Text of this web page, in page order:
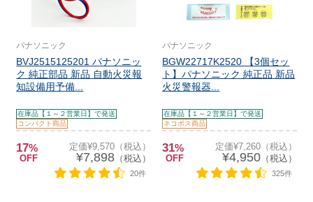
パナソニック
BVJ2515125201 パナソニッ
ク 純正部品 新品 自動火災報
知設備用予備...
在庫品【１～２営業日】で発送
コンパクト商品
17%
OFF
定価¥9,570（税込）
¥7,898（税込）
20件
パナソニック
BGW22717K2520 【3個セッ
ト】パナソニック 純正品 新品
火災警報器...
在庫品【１～２営業日】で発送
ネコポス商品
31%
OFF
定価¥7,260（税込）
¥4,950（税込）
325件